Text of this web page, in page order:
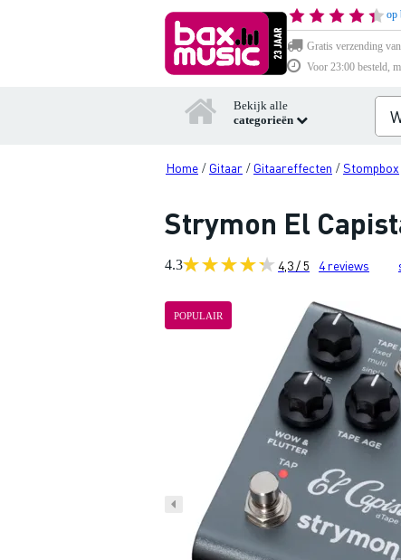
op
Gratis verzending
Voor 23:00 besteld,
Bekijk alle
categorieën
Home / Gitaar / Gitaareffecten /Stompbox
Strymon El
4.3 4,3 / 5 4reviews
POPULAIR